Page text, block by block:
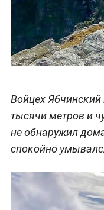
Войцех
тысячи метров и
не обнаружил
спокойно